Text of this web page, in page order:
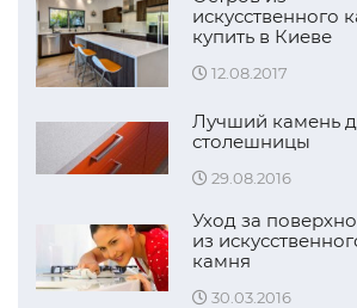
искусственного
купить в Киеве
12.08.2017
Лучший камень
столешницы
29.08.2016
Уход за
из
камня
30.03.2016